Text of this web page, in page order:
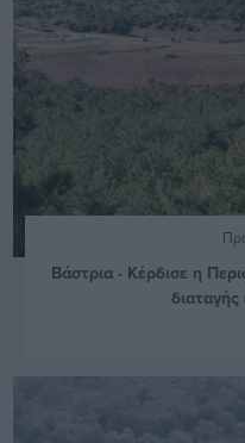
Βάστρια - Κέρδισε η